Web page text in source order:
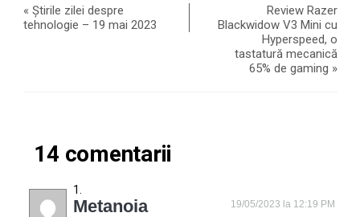
«Știrile zilei despre
tehnologie – 19 mai 2023
Review Razer
Blackwidow V3 Mini cu
Hyperspeed, o
tastatură mecanică
65% de gaming »
14 comentarii
Metanoia 19/05/2023 la 12:19 PM